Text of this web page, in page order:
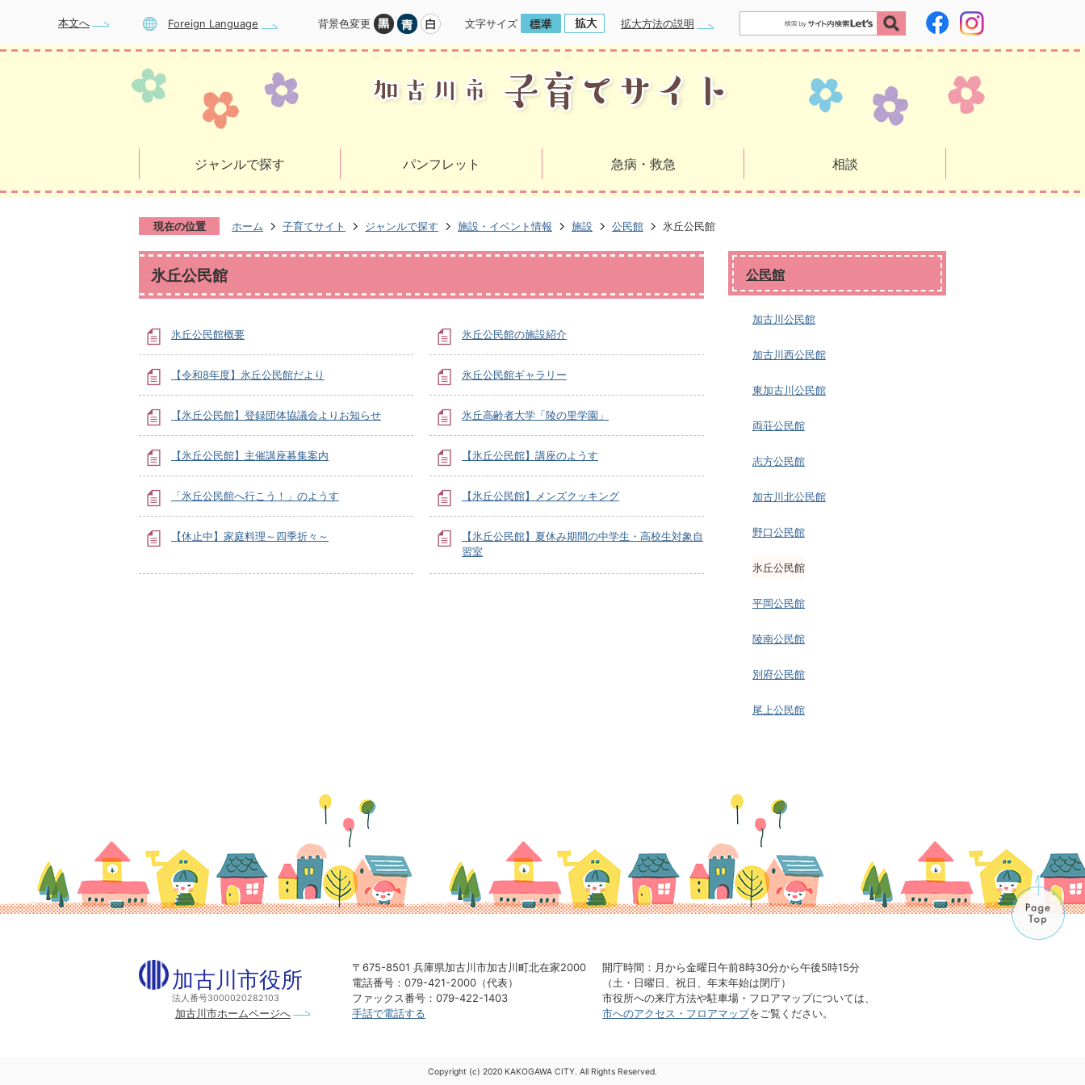
本文へ Foreign Language 背景色変更 文字サイズ 拡大方法の説明
ジャンルで探す パンフレット 急病・救急 相談
現在の位置 ホーム 子育てサイト ジャンルで探す 施設・イベント情報 施設 公民館 氷丘公民館
氷丘公民館
氷丘公民館概要 氷丘公民館の施設紹介
【令和8年度】氷丘公民館だより 氷丘公民館ギャラリー
【氷丘公民館】登録団体協議会よりお知らせ 氷丘高齢者大学「陵の里学園」
【氷丘公民館】主催講座募集案内 【氷丘公民館】講座のようす
「氷丘公民館へ行こう！」のようす 【氷丘公民館】メンズクッキング
【休止中】家庭料理～四季折々～
【氷丘公民館】夏休み期間の中学生・高校生対象自
習室
公民館
加古川公民館
加古川西公民館
東加古川公民館
両荘公民館
志方公民館
加古川北公民館
野口公民館
氷丘公民館
平岡公民館
陵南公民館
別府公民館
尾上公民館
加古川市役所
法人番号3000020282103
加古川市ホームページへ
〒675-8501 兵庫県加古川市加古川町北在家2000
電話番号：079-421-2000（代表）
ファックス番号：079-422-1403
手話で電話する
開庁時間：月から金曜日午前8時30分から午後5時15分
（土・日曜日、祝日、年末年始は閉庁）
市役所への来庁方法や駐車場・フロアマップについては、
市へのアクセス・フロアマップをご覧ください。
Copyright (c) 2020 KAKOGAWA CITY. All Rights Reserved.